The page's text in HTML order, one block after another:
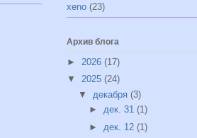
xeno (23)
Архив блога
► 2026 (17)
▼ 2025 (24)
▼ декабря (3)
►дек. 31(1)
►дек. 12(1)